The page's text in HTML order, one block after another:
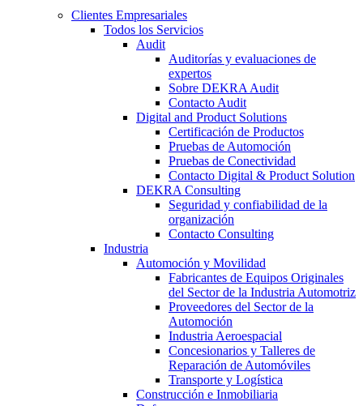
Clientes Empresariales
Todos los Servicios
Audit
Auditorías y evaluaciones de
expertos
Sobre DEKRA Audit
Contacto Audit
Digital and Product Solutions
Certificación de Productos
Pruebas de Automoción
Pruebas de Conectividad
Contacto Digital & Product Solution
DEKRA Consulting
Seguridad y confiabilidad de la
organización
Contacto Consulting
Industria
Automoción y Movilidad
Fabricantes de Equipos Originales
del Sector de la Industria Automotriz
Proveedores del Sector de la
Automoción
Industria Aeroespacial
Concesionarios y Talleres de
Reparación de Automóviles
Transporte y Logística
Construcción e Inmobiliaria